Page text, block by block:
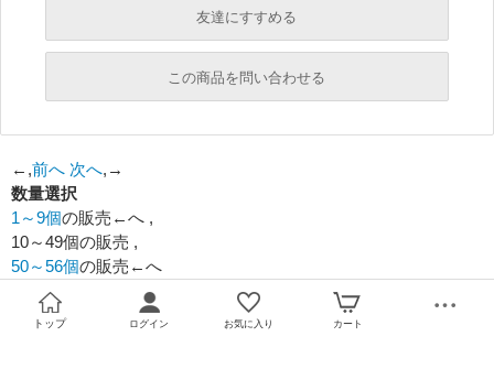
友達にすすめる
必須
必須
この商品を問い合わせる
必須
←,前へ 次へ,→
数量選択
1～9個の販売←へ ,
10～49個の販売 ,
50～56個の販売←へ
トップ ログイン お気に入り カート